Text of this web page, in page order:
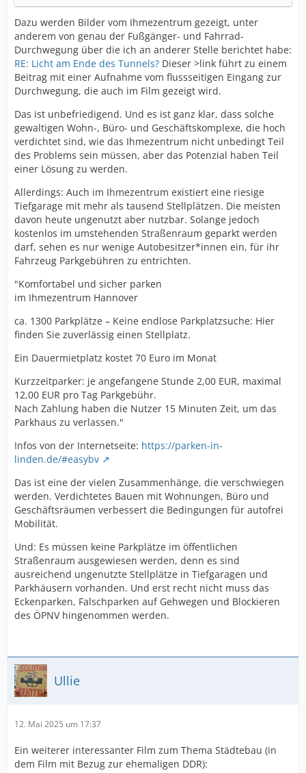
Dazu werden Bilder vom Ihmezentrum gezeigt, unter
anderem von genau der Fußgänger- und Fahrrad-
Durchwegung über die ich an anderer Stelle berichtet habe:
RE: Licht am Ende des Tunnels? Dieser >link führt zu einem
Beitrag mit einer Aufnahme vom flussseitigen Eingang zur
Durchwegung, die auch im Film gezeigt wird.
Das ist unbefriedigend. Und es ist ganz klar, dass solche
gewaltigen Wohn-, Büro- und Geschäftskomplexe, die hoch
verdichtet sind, wie das Ihmezentrum nicht unbedingt Teil
des Problems sein müssen, aber das Potenzial haben Teil
einer Lösung zu werden.
Allerdings: Auch im Ihmezentrum existiert eine riesige
Tiefgarage mit mehr als tausend Stellplätzen. Die meisten
davon heute ungenutzt aber nutzbar. Solange jedoch
kostenlos im umstehenden Straßenraum geparkt werden
darf, sehen es nur wenige Autobesitzer*innen ein, für ihr
Fahrzeug Parkgebühren zu entrichten.
"Komfortabel und sicher parken
im Ihmezentrum Hannover
ca. 1300 Parkplätze – Keine endlose Parkplatzsuche: Hier
finden Sie zuverlässig einen Stellplatz.
Ein Dauermietplatz kostet 70 Euro im Monat
Kurzzeitparker: je angefangene Stunde 2,00 EUR, maximal
12,00 EUR pro Tag Parkgebühr.
Nach Zahlung haben die Nutzer 15 Minuten Zeit, um das
Parkhaus zu verlassen."
Infos von der Internetseite: https://parken-in-
linden.de/#easybv
Das ist eine der vielen Zusammenhänge, die verschwiegen
werden. Verdichtetes Bauen mit Wohnungen, Büro und
Geschäftsräumen verbessert die Bedingungen für autofrei
Mobilität.
Und: Es müssen keine Parkplätze im öffentlichen
Straßenraum ausgewiesen werden, denn es sind
ausreichend ungenutzte Stellplätze in Tiefgaragen und
Parkhäusern vorhanden. Und erst recht nicht muss das
Eckenparken, Falschparken auf Gehwegen und Blockieren
des ÖPNV hingenommen werden.
Ullie
12. Mai 2025 um 17:37
Ein weiterer interessanter Film zum Thema Städtebau (in
dem Film mit Bezug zur ehemaligen DDR):